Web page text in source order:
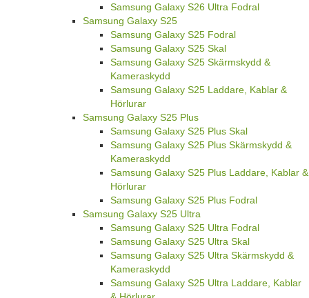
Samsung Galaxy S26 Ultra Fodral
Samsung Galaxy S25
Samsung Galaxy S25 Fodral
Samsung Galaxy S25 Skal
Samsung Galaxy S25 Skärmskydd &
Kameraskydd
Samsung Galaxy S25 Laddare, Kablar &
Hörlurar
Samsung Galaxy S25 Plus
Samsung Galaxy S25 Plus Skal
Samsung Galaxy S25 Plus Skärmskydd &
Kameraskydd
Samsung Galaxy S25 Plus Laddare, Kablar &
Hörlurar
Samsung Galaxy S25 Plus Fodral
Samsung Galaxy S25 Ultra
Samsung Galaxy S25 Ultra Fodral
Samsung Galaxy S25 Ultra Skal
Samsung Galaxy S25 Ultra Skärmskydd &
Kameraskydd
Samsung Galaxy S25 Ultra Laddare, Kablar